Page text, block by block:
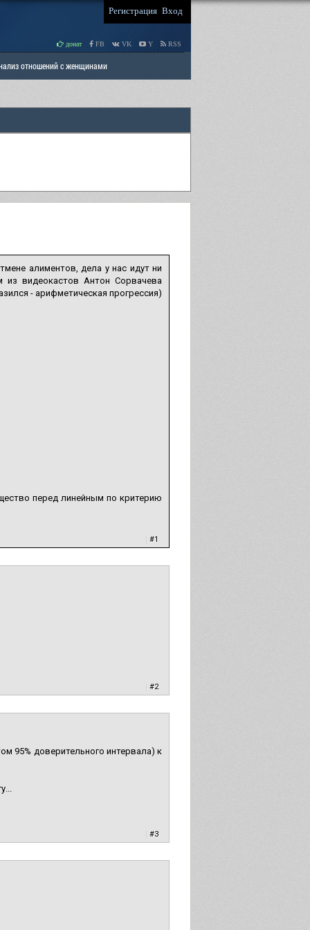
Регистрация Вход
донат FB VK Y RSS
отношений с женщинами
алиментов, дела у нас идут ни
видеокастов Антон Сорвачева
- арифметическая прогрессия)
перед линейным по критерию
#1
#2
95% доверительного интервала) к
#3